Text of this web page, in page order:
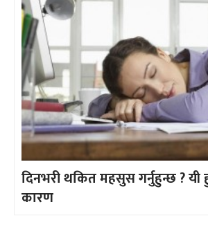
दिनभरी थकित महसुस गर्नुहुन्छ ?
कारण